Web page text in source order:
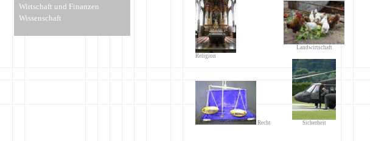
Wirtschaft und Finanzen
Wissenschaft
Religion
Landwirtschaft
Recht Sicherheit